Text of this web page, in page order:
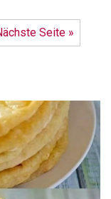
Seite »